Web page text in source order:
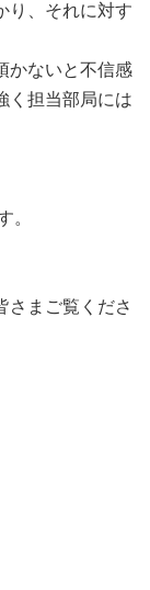
り、それに対す
かないと不信感
く担当部局には
。
さまご覧くださ